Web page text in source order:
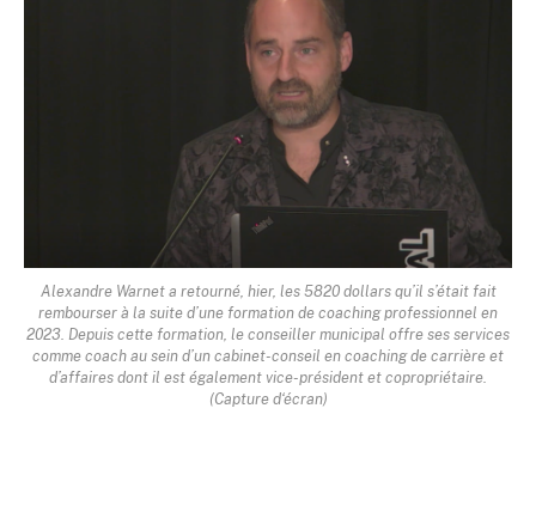
Alexandre Warnet a retourné, hier, les 5820 dollars qu’il s’était fait
rembourser à la suite d’une formation de coaching professionnel en
2023. Depuis cette formation, le conseiller municipal offre ses services
comme coach au sein d’un cabinet-conseil en coaching de carrière et
d’affaires dont il est également vice-président et copropriétaire.
(Capture d‘écran)